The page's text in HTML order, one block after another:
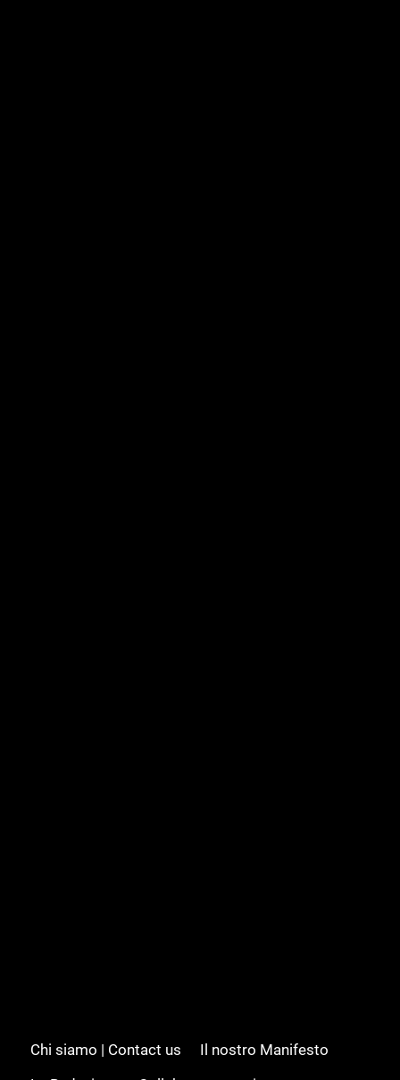
Chi siamo | Contact us
Il nostro Manifesto